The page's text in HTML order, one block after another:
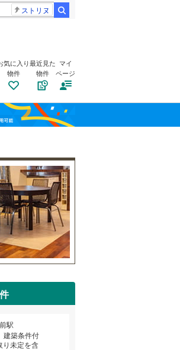
ストリヌ
気に入り
物件
最近見た
物件
マイ
ページ
駅
建築条件付
り未定を含
沖縄
(3)
(64)
(109)
）
ム（2）